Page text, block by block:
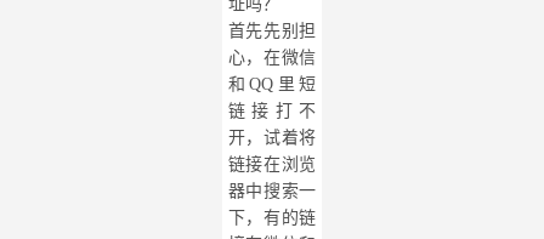
址吗？
首先先别担
心，在微信
和QQ里短
链接打不
开，试着将
链接在浏览
器中搜索一
下，有的链